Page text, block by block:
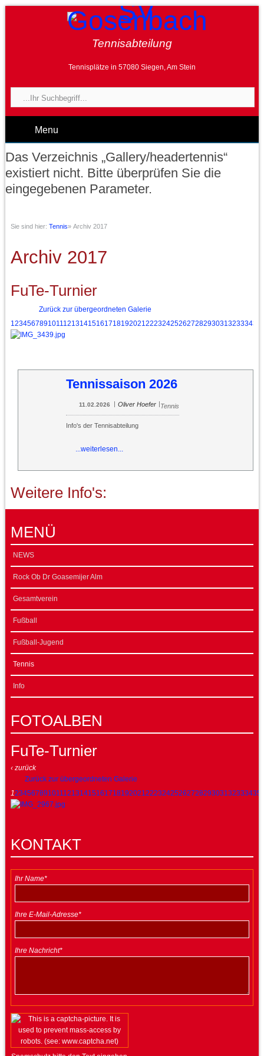
Tennisabteilung
Tennisplätze in 57080 Siegen, Am Stein
Menu
Das Verzeichnis „Gallery/headertennis“
existiert nicht. Bitte überprüfen Sie die
eingegebenen Parameter.
Sie sind hier: Tennis» Archiv 2017
Archiv 2017
FuTe-Turnier
Zurück zur übergeordneten Galerie
1 234567891011 12131415161718192021 22232425262728293031 32333435
Tennissaison 2026
| Oliver Hoefer |Tennis
Info's der Tennisabteilung
...weiterlesen...
Weitere Info's:
MENÜ
NEWS
Rock Ob Dr Goasemijer Alm
Gesamtverein
Fußball
Fußball-Jugend
Tennis
Info
FOTOALBEN
FuTe-Turnier
‹ zurück
Zurück zur übergeordneten Galerie
1234567891011121314151617181920212223242526272829303132333435
KONTAKT
Ihr Name*
Ihre E-Mail-Adresse*
Ihre Nachricht*